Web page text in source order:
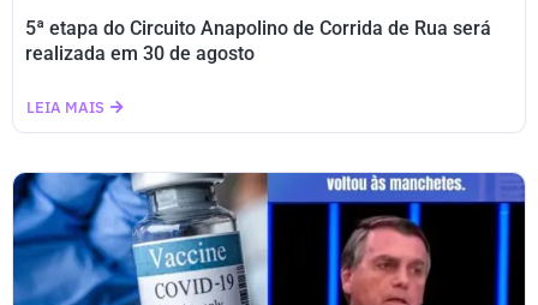
5ª etapa do Circuito Anapolino de Corrida de Rua será
realizada em 30 de agosto
LEIA MAIS